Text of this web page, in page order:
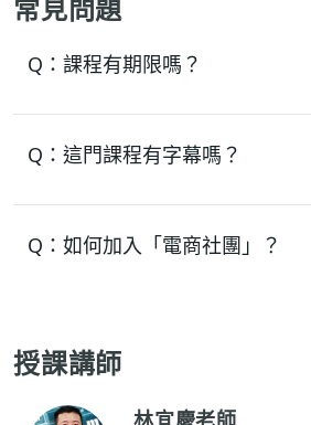
常見問題
Q： 課程有期限嗎？
Q： 這門課程有字幕嗎？
Q： 如何加入「電商社團」？
授課講師